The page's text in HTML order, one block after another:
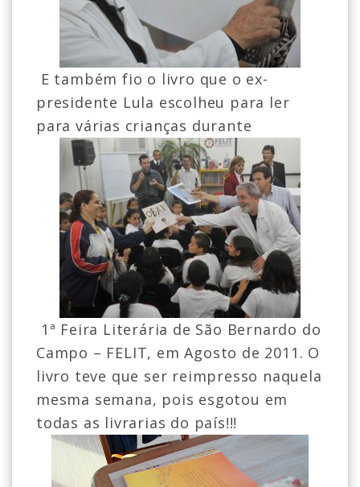
E também fio o livro que o ex-
presidente Lula escolheu para ler
para várias crianças durante
1ª Feira Literária de São Bernardo do
Campo – FELIT, em Agosto de 2011. O
livro teve que ser reimpresso naquela
mesma semana, pois esgotou em
todas as livrarias do país!!!